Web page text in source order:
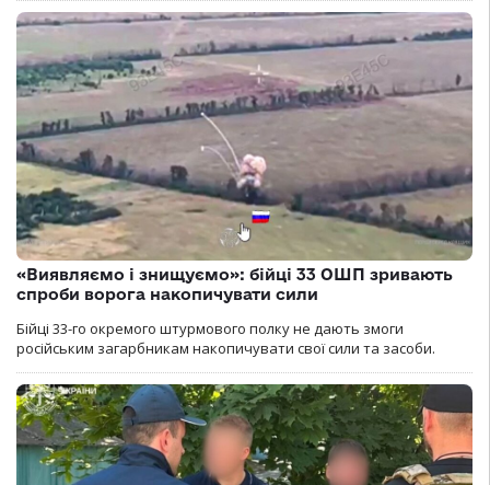
«Виявляємо і знищуємо»: бійці 33 ОШП зривають
спроби ворога накопичувати сили
Бійці 33-го окремого штурмового полку не дають змоги
російським загарбникам накопичувати свої сили та засоби.